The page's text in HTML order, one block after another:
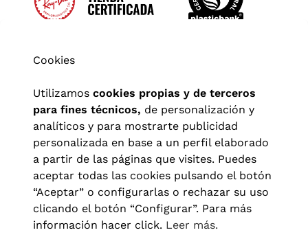
Aviso legal| Política de privacidad Términos y condiciones
Política de cookies|Configuración de cookies
Cookies
Utilizamos cookies propias y de terceros
para fines técnicos, de personalización y
analíticos y para mostrarte publicidad
personalizada en base a un perfil elaborado
a partir de las páginas que visites. Puedes
aceptar todas las cookies pulsando el botón
“Aceptar” o configurarlas o rechazar su uso
clicando el botón “Configurar”. Para más
información hacer click. Leer más.